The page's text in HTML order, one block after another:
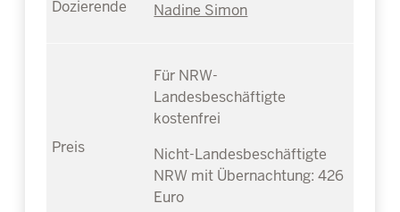
Nadine Simon
Für NRW-
Landesbeschäftigte
kostenfrei
Nicht-Landesbeschäftigte
NRW mit Übernachtung: 426
Euro